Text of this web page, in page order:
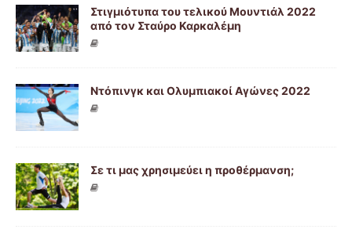
Στιγμιότυπα του τελικού Μουντιάλ 2022
από τον Σταύρο Καρκαλέμη
Ντόπινγκ και Ολυμπιακοί Αγώνες 2022
Σε τι μας χρησιμεύει η προθέρμανση;